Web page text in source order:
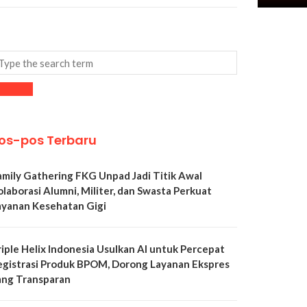
pos Terbaru
Gathering FKG Unpad Jadi Titik Awal
Alumni, Militer, dan Swasta Perkuat
Kesehatan Gigi
Helix Indonesia Usulkan AI untuk Percepat
Produk BPOM, Dorong Layanan Ekspres
Transparan